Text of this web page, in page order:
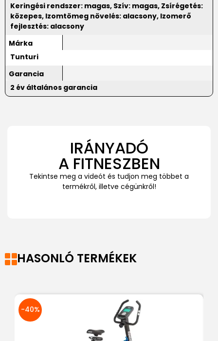
Keringési rendszer: magas, Szív: magas, Zsírégetés:
közepes, Izomtömeg növelés: alacsony, Izomerő
fejlesztés: alacsony
Márka
Tunturi
Garancia
2 év általános garancia
IRÁNYADÓ
A FITNESZBEN
Tekintse meg a videót és tudjon meg többet a
termékről, illetve cégünkről!
HASONLÓ TERMÉKEK
-40%